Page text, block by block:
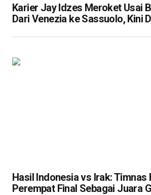
Karier Jay Idzes Meroket Usai
Dari Venezia ke Sassuolo, Kini
Hasil Indonesia vs Irak: Timnas
Perempat Final Sebagai Juara